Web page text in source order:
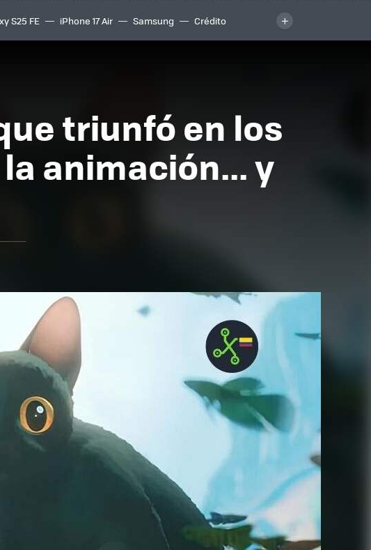
S25 FE iPhone 17 Air Samsung
Crédito
triunfó en los
animación... y